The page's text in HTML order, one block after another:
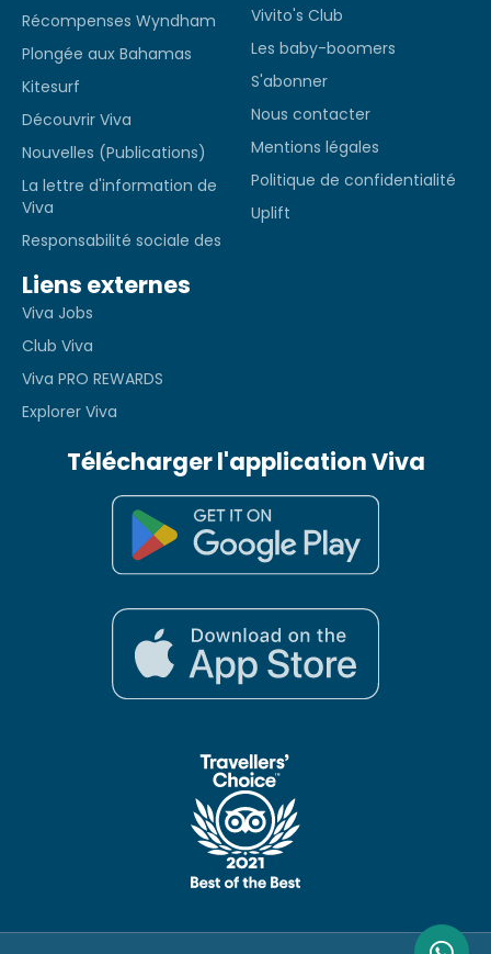
Récompenses Wyndham
Plongée aux Bahamas
Kitesurf
Découvrir Viva
Nouvelles (Publications)
La lettre d'information de
Viva
Responsabilité sociale des
Vivito's Club
Les baby-boomers
S'abonner
Nous contacter
Mentions légales
Politique de confidentialité
Uplift
Liens externes
Viva Jobs
Club Viva
Viva PRO REWARDS
Explorer Viva
Télécharger l'application Viva